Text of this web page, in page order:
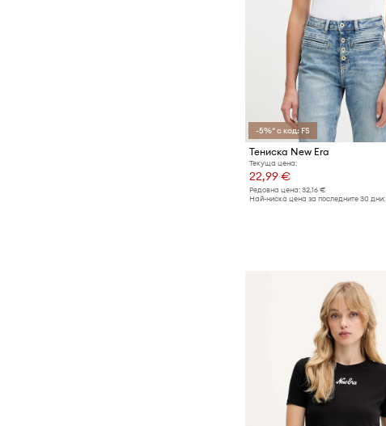
-5%* с код: FS
Тениска New Era
Текуща цена:
22,99 €
Редовна цена: 32,16 €
Най-ниска цена за последните 30 дни: